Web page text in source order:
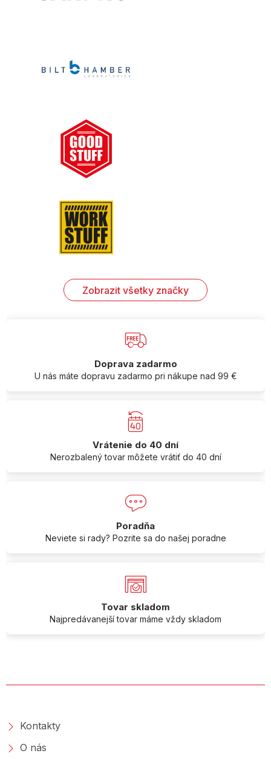
Zobrazit všetky značky
Doprava zadarmo
U nás máte dopravu zadarmo pri nákupe nad 99 €
Vrátenie do 40 dní
Nerozbalený tovar môžete vrátiť do 40 dní
Poradňa
Neviete si rady? Pozrite sa do našej poradne
Tovar skladom
Najpredávanejší tovar máme vždy skladom
Kontakty
O nás